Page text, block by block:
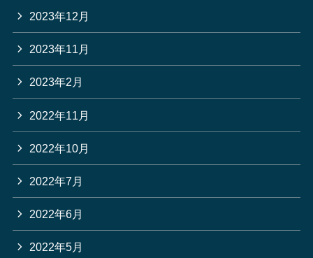
2023年12月
2023年11月
2023年2月
2022年11月
2022年10月
2022年7月
2022年6月
2022年5月